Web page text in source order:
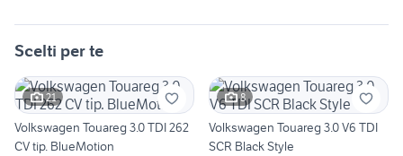
Scelti per te
21
Volkswagen Touareg 3.0 TDI 262
CV tip. BlueMotion
8
Volkswagen Touareg 3.0 V6 TDI
SCR Black Style